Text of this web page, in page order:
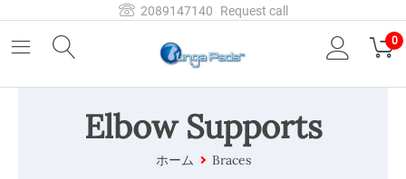
2089147140 Request call
0
Elbow Supports
ホーム Braces